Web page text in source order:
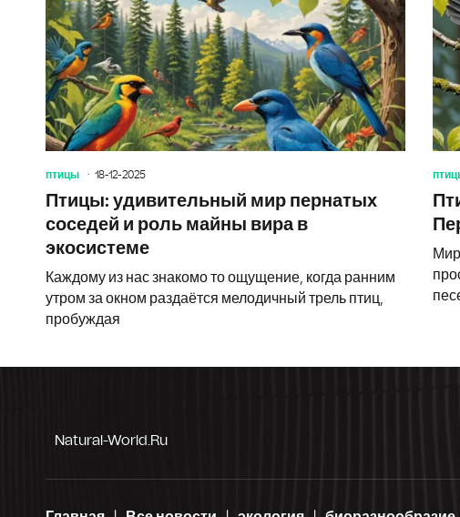
птицы 18-12-2025
Птицы: удивительный мир пернатых
соседей и роль майны вира в
экосистеме
Каждому из нас знакомо то ощущение, когда ранним
утром за окном раздаётся мелодичный трель птиц,
пробуждая
Natural-World.ru